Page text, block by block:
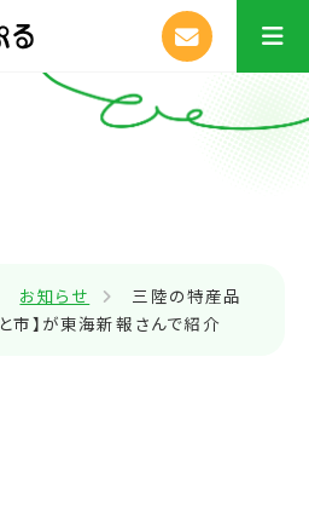
お知らせ
三陸の特産品
市】が東海新報さんで紹介